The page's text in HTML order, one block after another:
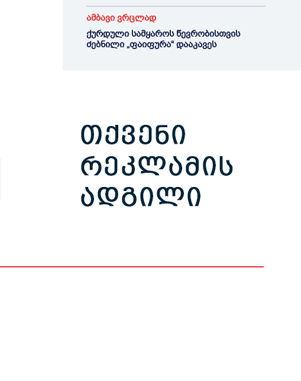
ამბავი ვრცლად
ქურდული სამყაროს წევრობისთვის
ძებნილი „ფაიფურა“ დააკავეს